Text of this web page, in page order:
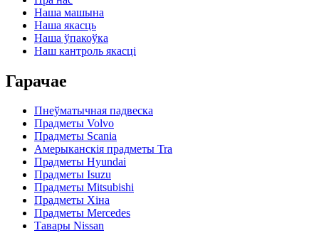
Наша машына
Наша якасць
Наша ўпакоўка
Наш кантроль якасці
Гарачае
Пнеўматычная падвеска
Прадметы Volvo
Прадметы Scania
Амерыканскія прадметы Tra
Прадметы Hyundai
Прадметы Isuzu
Прадметы Mitsubishi
Прадметы Хіна
Прадметы Mercedes
Тавары Nissan